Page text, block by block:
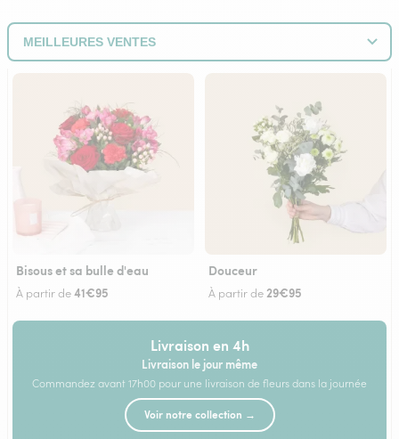
Bisous et sa bulle d'eau
À partir de41€95
Douceur
À partir de29€95
Livraison en 4h
Livraison le jour même
Commandez avant 17h00 pour une livraison de fleurs dans la journée
Voir notre collection →